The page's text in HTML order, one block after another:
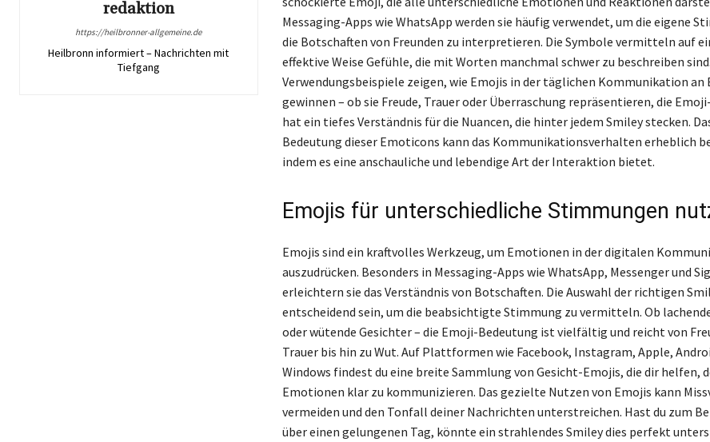
redaktion
https://heilbronner-allgemeine.de
Heilbronn informiert – Nachrichten mit
Tiefgang
Messaging-Apps wie WhatsApp werden sie häufig verwendet, um die eigene
die Botschaften von Freunden zu interpretieren. Die Symbole vermitteln auf
effektive Weise Gefühle, die mit Worten manchmal schwer zu beschreiben sind.
Verwendungsbeispiele zeigen, wie Emojis in der täglichen Kommunikation an
gewinnen – ob sie Freude, Trauer oder Überraschung repräsentieren, die
hat ein tiefes Verständnis für die Nuancen, die hinter jedem Smiley stecken.
Bedeutung dieser Emoticons kann das Kommunikationsverhalten erheblich
indem es eine anschauliche und lebendige Art der Interaktion bietet.
Emojis für unterschiedliche Stimmungen
Emojis sind ein kraftvolles Werkzeug, um Emotionen in der digitalen
auszudrücken. Besonders in Messaging-Apps wie WhatsApp, Messenger und
erleichtern sie das Verständnis von Botschaften. Die Auswahl der richtigen
entscheidend sein, um die beabsichtigte Stimmung zu vermitteln. Ob
oder wütende Gesichter – die Emoji-Bedeutung ist vielfältig und reicht von
Trauer bis hin zu Wut. Auf Plattformen wie Facebook, Instagram, Apple,
Windows findest du eine breite Sammlung von Gesicht-Emojis, die dir helfen,
Emotionen klar zu kommunizieren. Das gezielte Nutzen von Emojis kann
vermeiden und den Tonfall deiner Nachrichten unterstreichen. Hast du zum
über einen gelungenen Tag, könnte ein strahlendes Smiley dies perfekt